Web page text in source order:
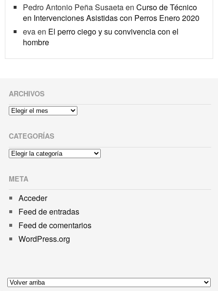
Pedro Antonio Peña Susaetaen Curso de Técnico
en Intervenciones Asistidas con Perros Enero 2020
evaen El perro ciego y su convivencia con el
hombre
ARCHIVOS
Archivos
CATEGORÍAS
Categorías
META
Acceder
Feed de entradas
Feed de comentarios
WordPress.org